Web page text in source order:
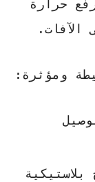
حرارة
الآفات.
ومؤثرة: